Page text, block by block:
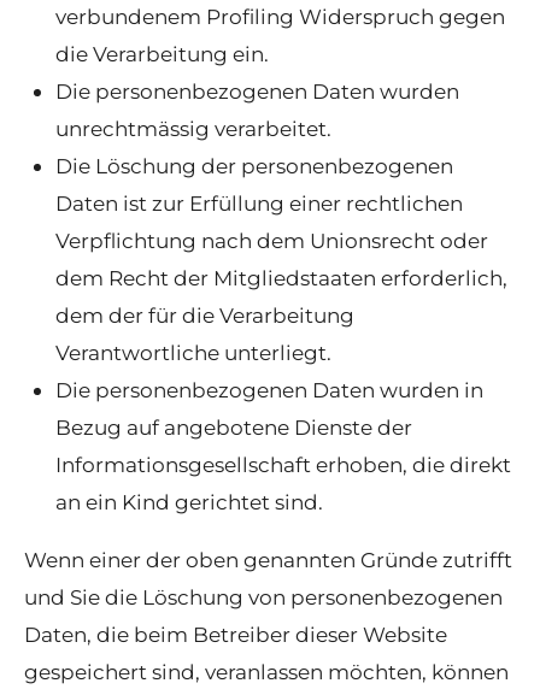
verbundenem Profiling Widerspruch gegen
die Verarbeitung ein.
Die personenbezogenen Daten wurden
unrechtmässig verarbeitet.
Die Löschung der personenbezogenen
Daten ist zur Erfüllung einer rechtlichen
Verpflichtung nach dem Unionsrecht oder
dem Recht der Mitgliedstaaten erforderlich,
dem der für die Verarbeitung
Verantwortliche unterliegt.
Die personenbezogenen Daten wurden in
Bezug auf angebotene Dienste der
Informationsgesellschaft erhoben, die direkt
an ein Kind gerichtet sind.
Wenn einer der oben genannten Gründe zutrifft
und Sie die Löschung von personenbezogenen
Daten, die beim Betreiber dieser Website
gespeichert sind, veranlassen möchten, können